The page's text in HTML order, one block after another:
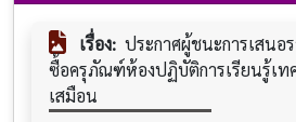
เรื่อง: ประกาศผู้ชนะการเสนอ
ซื้อครุภัณฑ์ห้องปฏิบัติการเรียนรู้เท
เสมือน